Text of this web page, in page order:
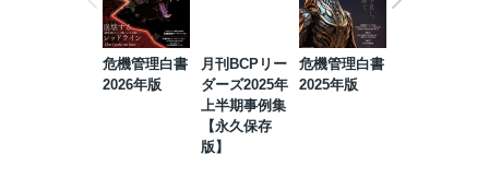
危機管理白書
2026年版
月刊BCPリー
ダーズ2025年
上半期事例集
【永久保存
版】
危機管理白書
2025年版